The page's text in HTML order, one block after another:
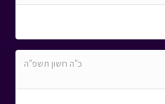
כ"ה חשון תשפ"ה